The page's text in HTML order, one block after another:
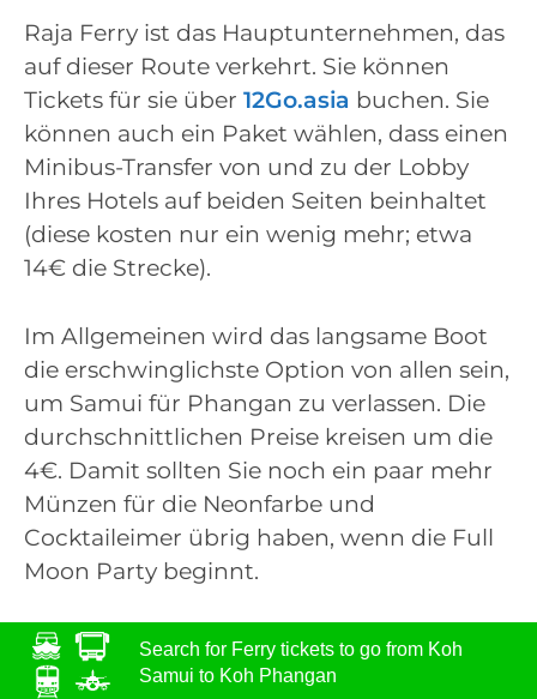
Raja Ferry ist das Hauptunternehmen, das
auf dieser Route verkehrt. Sie können
Tickets für sie über 12Go.asia buchen. Sie
können auch ein Paket wählen, dass einen
Minibus-Transfer von und zu der Lobby
Ihres Hotels auf beiden Seiten beinhaltet
(diese kosten nur ein wenig mehr; etwa
14€ die Strecke).
Im Allgemeinen wird das langsame Boot
die erschwinglichste Option von allen sein,
um Samui für Phangan zu verlassen. Die
durchschnittlichen Preise kreisen um die
4€. Damit sollten Sie noch ein paar mehr
Münzen für die Neonfarbe und
Cocktaileimer übrig haben, wenn die Full
Moon Party beginnt.
Search for Ferry tickets to go from Koh
Samui to Koh Phangan